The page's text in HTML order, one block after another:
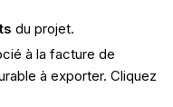
du projet.
à la facture de
à exporter. Cliquez